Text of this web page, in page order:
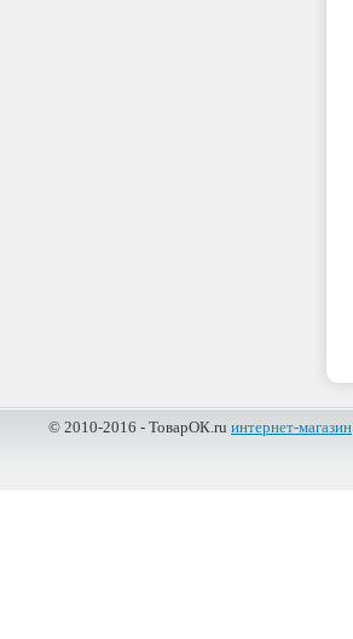
© 2010-2016 - ТоварОК.ru интернет-магазин